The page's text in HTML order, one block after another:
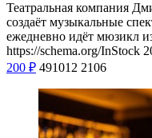
Театральная компания
создаёт музыкальные
ежедневно идёт мюзикл
https://schema.org/InStock
200 ₽ 491012 2106